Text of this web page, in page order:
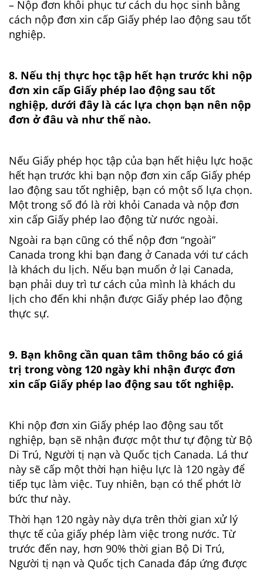
– Nộp đơn khôi phục tư cách du học sinh bằng
cách nộp đơn xin cấp Giấy phép lao động sau tốt
nghiệp.
8. Nếu thị thực học tập hết hạn trước khi nộp
đơn xin cấp Giấy phép lao động sau tốt
nghiệp, dưới đây là các lựa chọn bạn nên nộp
đơn ở đâu và như thế nào.
Nếu Giấy phép học tập của bạn hết hiệu lực hoặc
hết hạn trước khi bạn nộp đơn xin cấp Giấy phép
lao động sau tốt nghiệp, bạn có một số lựa chọn.
Một trong số đó là rời khỏi Canada và nộp đơn
xin cấp Giấy phép lao động từ nước ngoài.
Ngoài ra bạn cũng có thể nộp đơn “ngoài”
Canada trong khi bạn đang ở Canada với tư cách
là khách du lịch. Nếu bạn muốn ở lại Canada,
bạn phải duy trì tư cách của mình là khách du
lịch cho đến khi nhận được Giấy phép lao động
thực sự.
9. Bạn không cần quan tâm thông báo có giá
trị trong vòng 120 ngày khi nhận được đơn
xin cấp Giấy phép lao động sau tốt nghiệp.
Khi nộp đơn xin Giấy phép lao động sau tốt
nghiệp, bạn sẽ nhận được một thư tự động từ Bộ
Di Trú, Người tị nạn và Quốc tịch Canada. Lá thư
này sẽ cấp một thời hạn hiệu lực là 120 ngày để
tiếp tục làm việc. Tuy nhiên, bạn có thể phớt lờ
bức thư này.
Thời hạn 120 ngày này dựa trên thời gian xử lý
thực tế của giấy phép làm việc trong nước. Từ
trước đến nay, hơn 90% thời gian Bộ Di Trú,
Người tị nạn và Quốc tịch Canada đáp ứng được